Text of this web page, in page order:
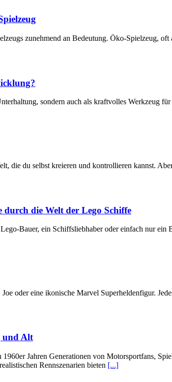
zunehmend an Bedeutung. Öko-Spielzeug,
sondern auch als kraftvolles Werkzeug
die du selbst kreieren und kontrollieren kannst.
die Welt der Lego Schiffe
Bauer, ein Schiffsliebhaber oder einfach nur ein
oder eine ikonische Marvel Superheldenfigur.
und Alt
Jahren Generationen von Motorsportfans,
Rennszenarien bieten [...]